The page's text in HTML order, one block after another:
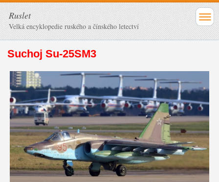
Ruslet
Velká encyklopedie ruského a čínského letectví
Suchoj Su-25SM3